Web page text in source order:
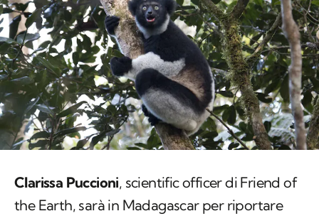
Clarissa Puccioni,scientific officerdiFriend of
the Earth, sarà in Madagascar per riportare
eseguire ulteriori studi.Clarissa si unirà alle